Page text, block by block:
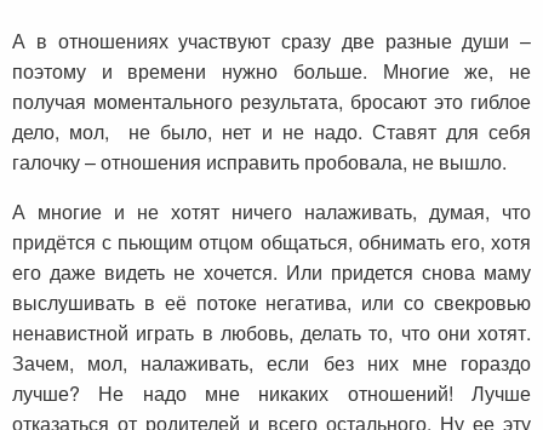
А в отношениях участвуют сразу две разные души –
поэтому и времени нужно больше. Многие же, не
получая моментального результата, бросают это гиблое
дело, мол, не было, нет и не надо. Ставят для себя
галочку – отношения исправить пробовала, не вышло.
А многие и не хотят ничего налаживать, думая, что
придётся с пьющим отцом общаться, обнимать его, хотя
его даже видеть не хочется. Или придется снова маму
выслушивать в её потоке негатива, или со свекровью
ненавистной играть в любовь, делать то, что они хотят.
Зачем, мол, налаживать, если без них мне гораздо
лучше? Не надо мне никаких отношений! Лучше
отказаться от родителей и всего остального. Ну ее эту